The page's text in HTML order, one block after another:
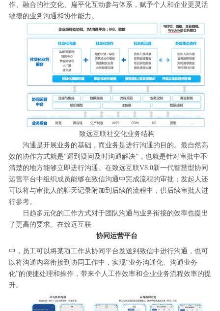
作、融合的社交化、扁平化互动参与体系，赋予个人和企业更灵活
敏捷的业务沟通和协作能力。
致远互联社交化业务结构
沟通是开展业务的基础，而业务是进行沟通的目的。最自然高
效的协作方式就是“遇到疑问及时沟通解决”，也就是针对审批中不
清楚的地方能够立即进行沟通。在致远互联V8.0新一代智慧型协同
运营平台中组织成员能够在致信沟通中完成流程的审批；发起人还
可以将与审批人的聊天记录附加到后续的流程中，供后续审批人进
行参考。
日趋多元化的工作方式对于团队沟通与业务衔接的效率也提出
了更高的要求。在致远互联
协同运营平台
中，员工可以将某项工作从协同平台发送到致信中进行沟通，也可
以将沟通内容衔接到协同工作中，实现“业务沟通化、沟通业务
化”的便捷处理和操作，带来个人工作效率和企业业务流程效率的提
升。